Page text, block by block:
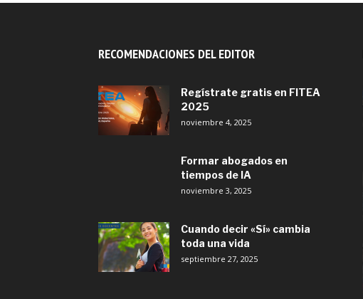
RECOMENDACIONES DEL EDITOR
Regístrate gratis en FITEA
2025
noviembre 4, 2025
Formar abogados en
tiempos de IA
noviembre 3, 2025
Cuando decir «Sí» cambia
toda una vida
septiembre 27, 2025